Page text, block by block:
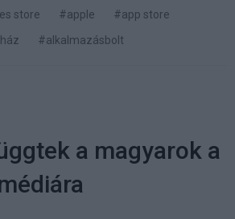
store #apple
#app store
#alkalmazásbolt
a magyarok a